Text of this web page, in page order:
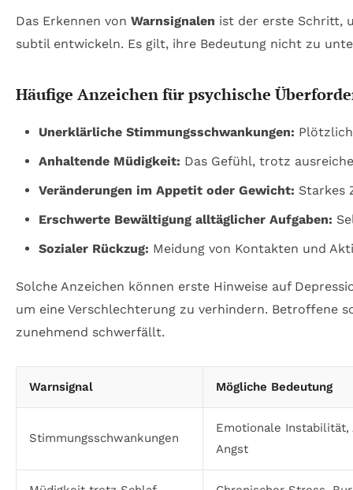
Das Erkennen von Warnsignalen ist der erste Schritt,
subtil entwickeln. Es gilt, ihre Bedeutung nicht zu
Häufige Anzeichen für psychische
Unerklärliche Stimmungsschwankungen:
Anhaltende Müdigkeit: Das Gefühl, trotz
Veränderungen im Appetit oder Gewicht: Starkes
Erschwerte Bewältigung alltäglicher Aufgaben:
Sozialer Rückzug: Meidung von Kontakten und
Solche Anzeichen können erste Hinweise auf
um eine Verschlechterung zu verhindern. Betroffene
zunehmend schwerfällt.
Warnsignal Mögliche Bedeutung
Stimmungsschwankungen
Emotionale Instabilität,
Angst